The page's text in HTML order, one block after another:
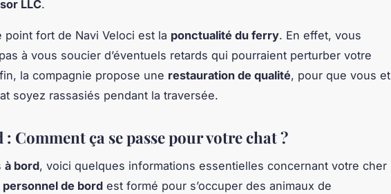
LLC.
point fort de Navi Veloci est la ponctualité du ferry. En effet, vous
à vous soucier d’éventuels retards qui pourraient perturber votre
la compagnie propose une restauration de qualité, pour que vous et
soyez rassasiés pendant la traversée.
: Comment ça se passe pour votre chat ?
à bord, voici quelques informations essentielles concernant votre cher
personnel de bord est formé pour s’occuper des animaux de